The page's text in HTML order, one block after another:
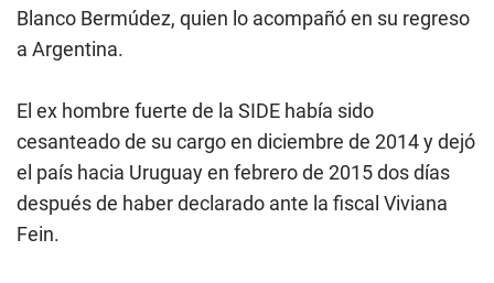
Blanco Bermúdez, quien lo acompañó en su regreso
a Argentina.
El ex hombre fuerte de la SIDE había sido
cesanteado de su cargo en diciembre de 2014 y dejó
el país hacia Uruguay en febrero de 2015 dos días
después de haber declarado ante la fiscal Viviana
Fein.